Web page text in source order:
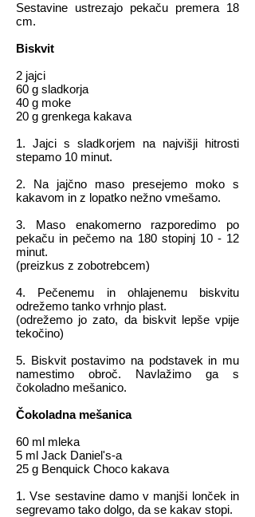
Sestavine ustrezajo pekaču premera 18
cm.
Biskvit
2 jajci
60 g sladkorja
40 g moke
20 g grenkega kakava
1. Jajci s sladkorjem na najvišji hitrosti
stepamo 10 minut.
2. Na jajčno maso presejemo moko s
kakavom in z lopatko nežno vmešamo.
3. Maso enakomerno razporedimo po
pekaču in pečemo na 180 stopinj 10 - 12
minut.
(preizkus z zobotrebcem)
4. Pečenemu in ohlajenemu biskvitu
odrežemo tanko vrhnjo plast.
(odrežemo jo zato, da biskvit lepše vpije
tekočino)
5. Biskvit postavimo na podstavek in mu
namestimo obroč. Navlažimo ga s
čokoladno mešanico.
Čokoladna mešanica
60 ml mleka
5 ml Jack Daniel's-a
25 g Benquick Choco kakava
1. Vse sestavine damo v manjši lonček in
segrevamo tako dolgo, da se kakav stopi.